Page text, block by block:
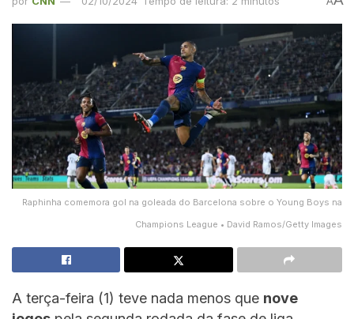
Raphinha comemora gol na goleada do Barcelona sobre o Young Boys na
Champions League • David Ramos/Getty Images
A terça-feira (1) teve nada menos que nove